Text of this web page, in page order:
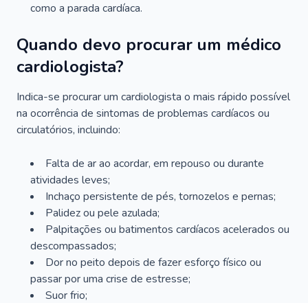
como a parada cardíaca.
Quando devo procurar um médico
cardiologista?
Indica-se procurar um cardiologista o mais rápido possível
na ocorrência de sintomas de problemas cardíacos ou
circulatórios, incluindo:
Falta de ar ao acordar, em repouso ou durante
atividades leves;
Inchaço persistente de pés, tornozelos e pernas;
Palidez ou pele azulada;
Palpitações ou batimentos cardíacos acelerados ou
descompassados;
Dor no peito depois de fazer esforço físico ou
passar por uma crise de estresse;
Suor frio;